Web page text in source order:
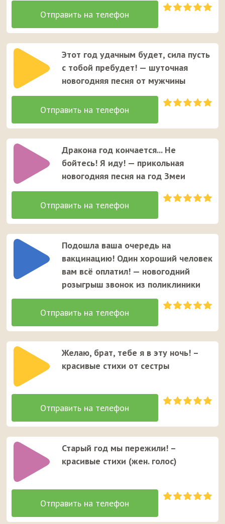
Этот год удачным будет, сила пусть
с тобой пребудет! — шуточная
новогодняя песня от мужчины
Дракона год кончается... Не
бойтесь! Я иду! — прикольная
новогодняя песня на год Змеи
Подошла ваша очередь на
вакцинацию! Один хороший человек
вам всё оплатил! — новогодний
розыгрыш звонок из поликлиники
Желаю, брат, тебе я в эту ночь! –
красивые стихи от сестры
Старый год мы пережили! –
красивые стихи (жен. голос)